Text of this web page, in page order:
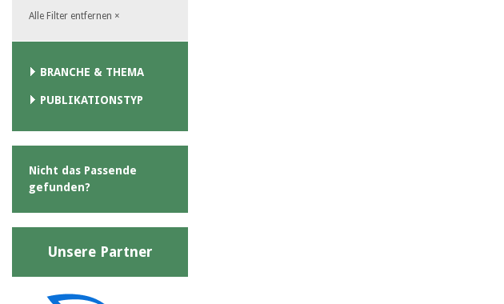
Alle Filter entfernen ×
BRANCHE & THEMA
PUBLIKATIONSTYP
Nicht das Passende
gefunden?
Unsere Partner